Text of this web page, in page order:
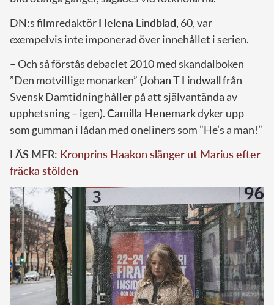
DN:s filmredaktörHelena Lindblad, 60, var
exempelvis inte imponerad över innehållet i serien.
– Och så förstås debaclet 2010 med skandalboken
”Den motvillige monarken” (Johan T Lindwallfrån
Svensk Damtidning håller på att självantända av
upphetsning – igen).Camilla Henemarkdyker upp
som gumman i lådan med oneliners som ”He’s a man!”
LÄS MER: Kronprins Haakon slänger ut Marius efter
fräcka stölden